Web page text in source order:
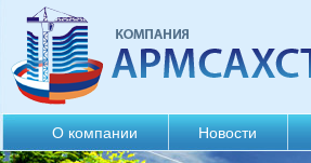
О компании Новости